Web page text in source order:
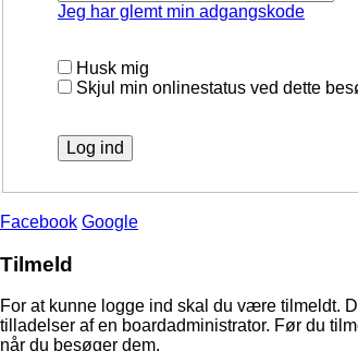
Jeg har glemt min adgangskode
Husk mig
Skjul min onlinestatus ved dette
Facebook Google
Tilmeld
For at kunne logge ind skal du være tilmeldt.
tilladelser af en boardadministrator. Før du
når du besøger dem.